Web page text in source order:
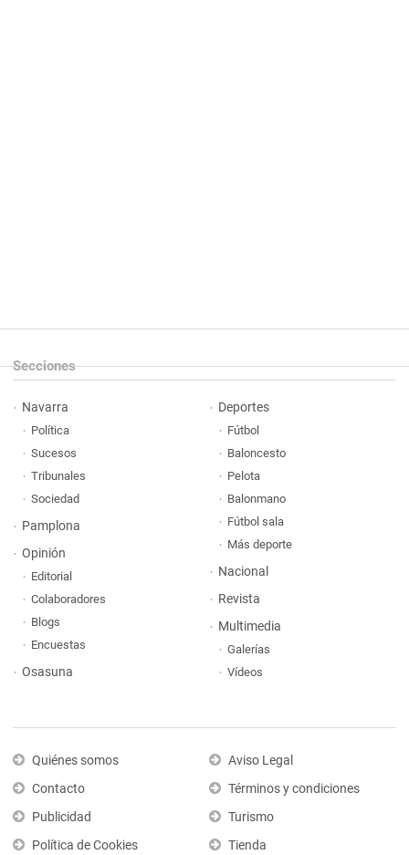
Secciones
Navarra
Política
Sucesos
Tribunales
Sociedad
Pamplona
Opinión
Editorial
Colaboradores
Blogs
Encuestas
Osasuna
Deportes
Fútbol
Baloncesto
Pelota
Balonmano
Fútbol sala
Más deporte
Nacional
Revista
Multimedia
Galerías
Vídeos
Quiénes somos
Contacto
Publicidad
Política de Cookies
Aviso Legal
Términos y condiciones
Turismo
Tienda